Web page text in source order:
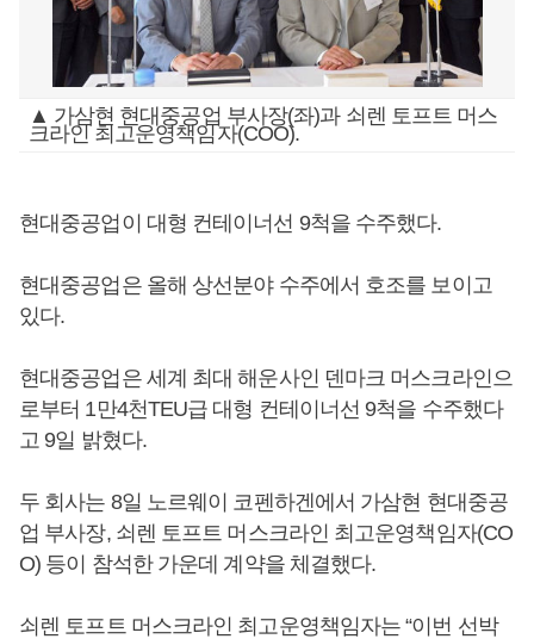
▲ 가삼현 현대중공업 부사장(좌)과 쇠렌 토프트 머스
크라인 최고운영책임자(COO).
현대중공업이 대형 컨테이너선 9척을 수주했다.
현대중공업은 올해 상선분야 수주에서 호조를 보이고
있다.
현대중공업은 세계 최대 해운사인 덴마크 머스크라인으
로부터 1만4천TEU급 대형 컨테이너선 9척을 수주했다
고 9일 밝혔다.
두 회사는 8일 노르웨이 코펜하겐에서 가삼현 현대중공
업 부사장, 쇠렌 토프트 머스크라인 최고운영책임자(CO
O) 등이 참석한 가운데 계약을 체결했다.
쇠렌 토프트 머스크라인 최고운영책임자는 “이번 선박